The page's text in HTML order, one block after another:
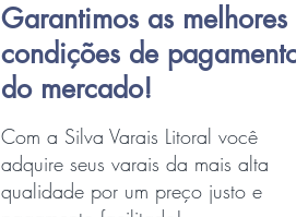
Garantimos as melhores
condições de
do mercado!
Com a Silva Varais Litoral você
adquire seus varais da mais alta
qualidade por um preço justo e